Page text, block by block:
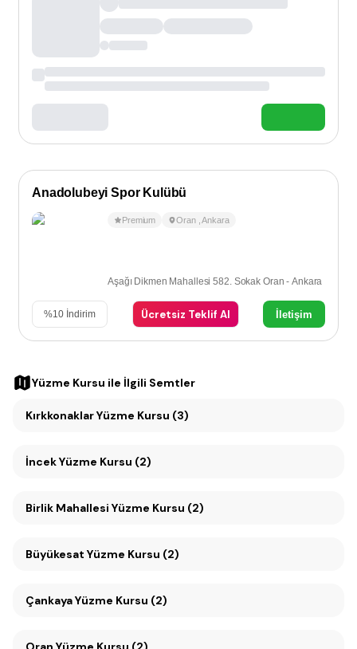
Anadolubeyi Spor Kulübü
Premium Oran ,Ankara
Aşağı Dikmen Mahallesi 582. Sokak Oran - Ankara
%10 İndirim Ücretsiz Teklif Al İletişim
Yüzme Kursu ile İlgili Semtler
Kırkkonaklar Yüzme Kursu (3)
İncek Yüzme Kursu (2)
Birlik Mahallesi Yüzme Kursu (2)
Büyükesat Yüzme Kursu (2)
Çankaya Yüzme Kursu (2)